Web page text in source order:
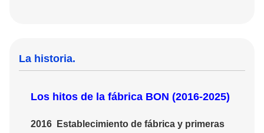
La historia.
Los hitos de la fábrica BON (2016-2025)
2016 ️ Establecimiento de fábrica y primeras